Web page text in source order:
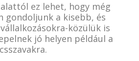
ez lehet, hogy még
gondoljunk a kisebb, és
közülük is
jó helyen például a